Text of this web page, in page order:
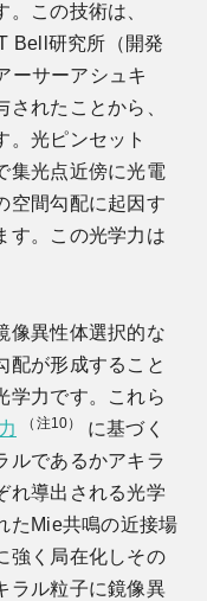
この技術は、
Bell研究所（開発
ーサーアシュキ
れたことから、
。光ピンセット
集光点近傍に光電
空間勾配に起因す
す。この光学力は
像異性体選択的な
配が形成すること
学力です。これら
（注10）
に基づく
ルであるかアキラ
れ導出される光学
たMie共鳴の近接場
強く局在化しその
ラル粒子に鏡像異